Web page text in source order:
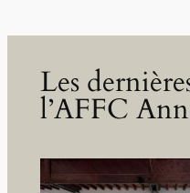
Les
l’AFFC